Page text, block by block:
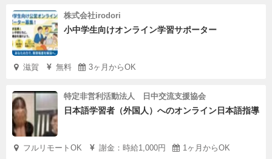
株式会社irodori
小中学生向けオンライン学習サポーター
滋賀 無料 3ヶ月からOK
特定非営利活動法人 日中交流支援協会
日本語学習者（外国人）へのオンライン日本語指導
フルリモートOK 謝金：時給1,000円 1ヶ月からOK